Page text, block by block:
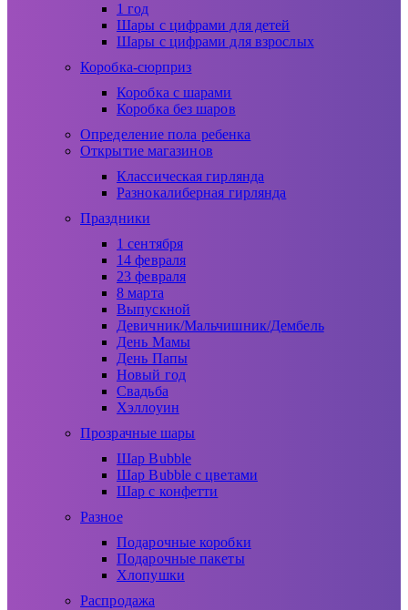
1 год
Шары с цифрами для детей
Шары с цифрами для взрослых
Коробка-сюрприз
Коробка с шарами
Коробка без шаров
Определение пола ребенка
Открытие магазинов
Классическая гирлянда
Разнокалиберная гирлянда
Праздники
1 сентября
14 февраля
23 февраля
8 марта
Выпускной
Девичник/Мальчишник/Дембель
День Мамы
День Папы
Новый год
Свадьба
Хэллоуин
Прозрачные шары
Шар Bubble
Шар Bubble с цветами
Шар с конфетти
Разное
Подарочные коробки
Подарочные пакеты
Хлопушки
Распродажа